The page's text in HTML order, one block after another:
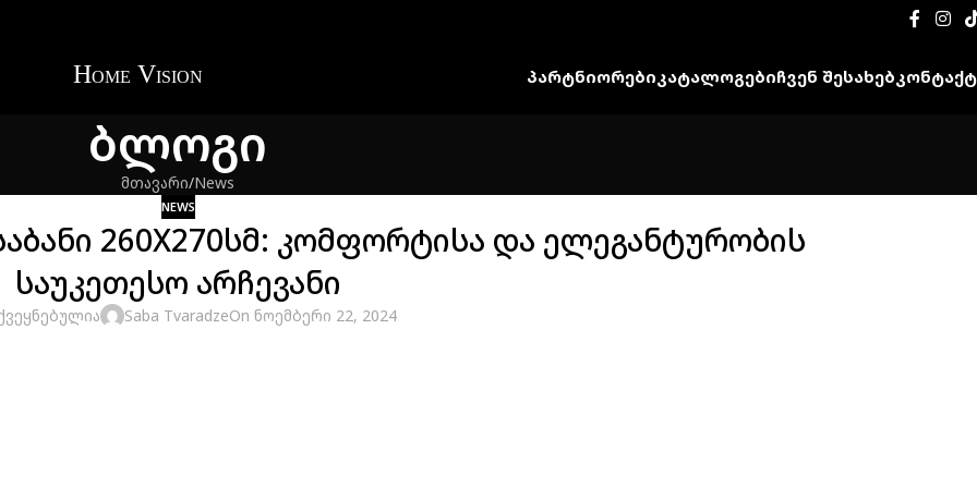
ᲞᲐᲠᲢᲜᲘᲝᲠᲔᲑᲘ ᲙᲐᲢᲐᲚᲝᲒᲔᲑᲘᲩᲕᲔᲜ ᲨᲔᲡᲐᲮᲔᲑ
ბლოგი
მთავარი News
NEWS
საბანი 260X270სმ: კომფორტისა და ელეგანტურობის
საუკეთესო არჩევანი
Saba TvaradzeOn ნოემბერი 22, 2024